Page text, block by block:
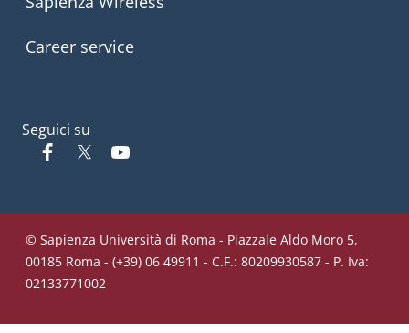
Career service
Seguici su
Facebook
Twitter
© Sapienza Università di Roma - Piazzale Aldo Moro 5,
00185 Roma - (+39) 06 49911 - C.F.: 80209930587 - P. Iva:
02133771002